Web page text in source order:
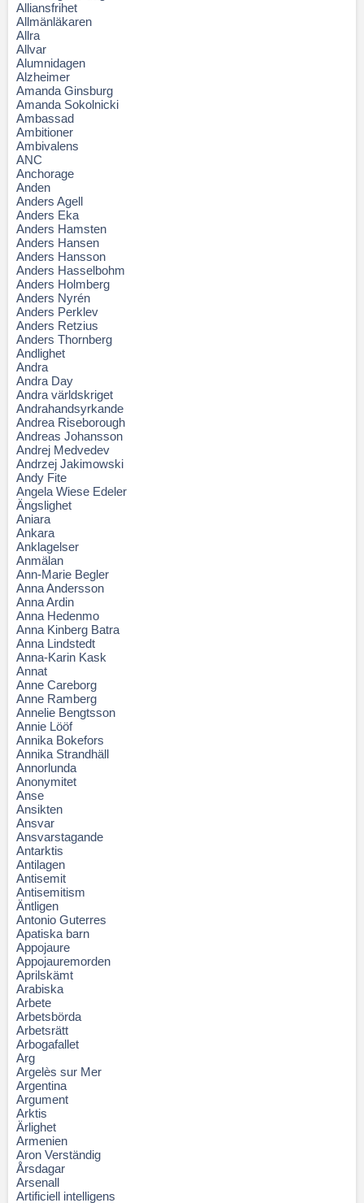
Alliansfrihet
Allmänläkaren
Allra
Allvar
Alumnidagen
Alzheimer
Amanda Ginsburg
Amanda Sokolnicki
Ambassad
Ambitioner
Ambivalens
ANC
Anchorage
Anden
Anders Agell
Anders Eka
Anders Hamsten
Anders Hansen
Anders Hansson
Anders Hasselbohm
Anders Holmberg
Anders Nyrén
Anders Perklev
Anders Retzius
Anders Thornberg
Andlighet
Andra
Andra Day
Andra världskriget
Andrahandsyrkande
Andrea Riseborough
Andreas Johansson
Andrej Medvedev
Andrzej Jakimowski
Andy Fite
Angela Wiese Edeler
Ängslighet
Aniara
Ankara
Anklagelser
Anmälan
Ann-Marie Begler
Anna Andersson
Anna Ardin
Anna Hedenmo
Anna Kinberg Batra
Anna Lindstedt
Anna-Karin Kask
Annat
Anne Careborg
Anne Ramberg
Annelie Bengtsson
Annie Lööf
Annika Bokefors
Annika Strandhäll
Annorlunda
Anonymitet
Anse
Ansikten
Ansvar
Ansvarstagande
Antarktis
Antilagen
Antisemit
Antisemitism
Äntligen
Antonio Guterres
Apatiska barn
Appojaure
Appojauremorden
Aprilskämt
Arabiska
Arbete
Arbetsbörda
Arbetsrätt
Arbogafallet
Arg
Argelès sur Mer
Argentina
Argument
Arktis
Ärlighet
Armenien
Aron Verständig
Årsdagar
Arsenall
Artificiell intelligens